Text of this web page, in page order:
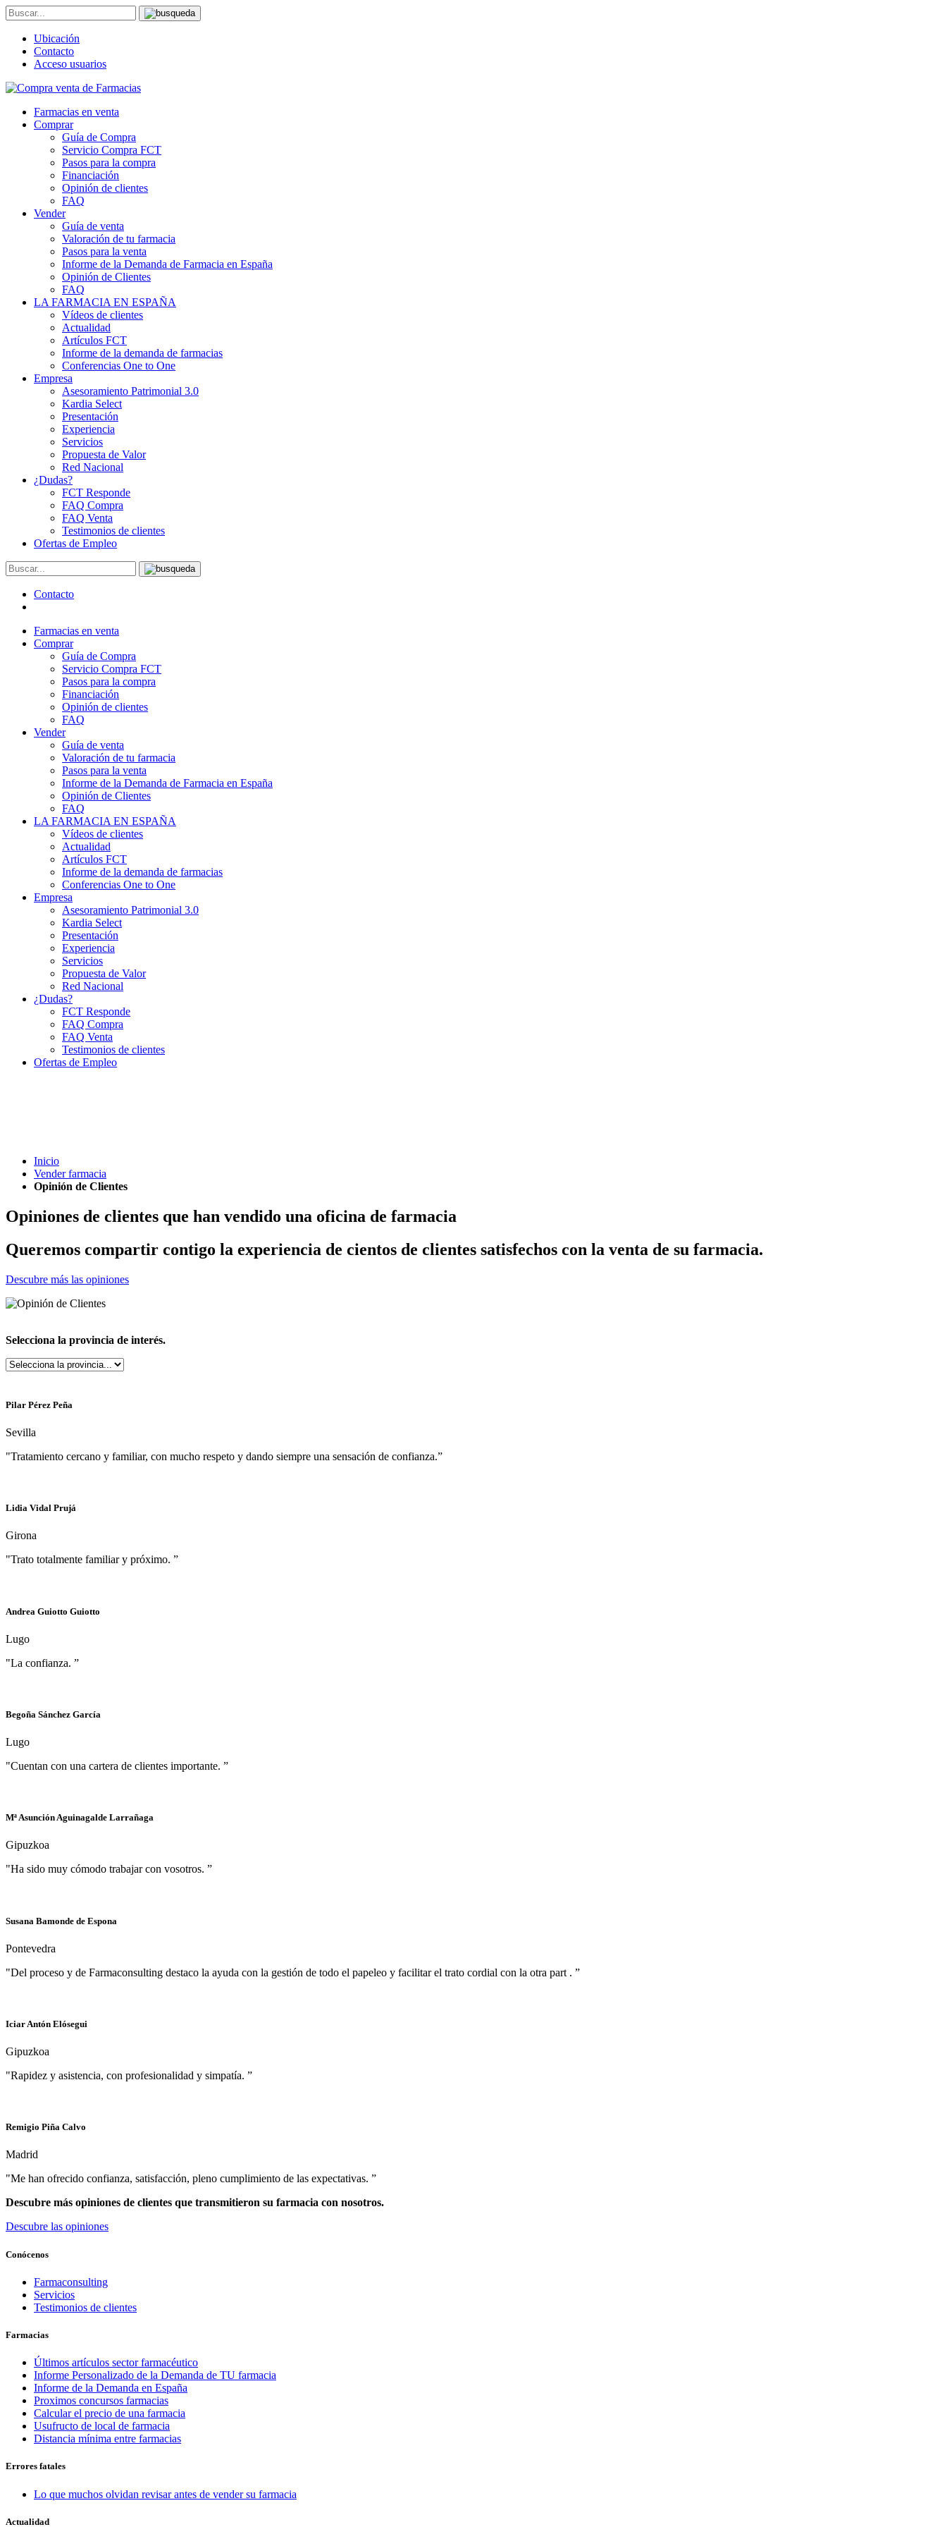
Ubicación
Contacto
Acceso usuarios
Farmacias en venta
Comprar
Guía de Compra
Servicio Compra FCT
Pasos para la compra
Financiación
Opinión de clientes
FAQ
Vender
Guía de venta
Valoración de tu farmacia
Pasos para la venta
Informe de la Demanda de Farmacia en España
Opinión de Clientes
FAQ
LA FARMACIA EN ESPAÑA
Vídeos de clientes
Actualidad
Artículos FCT
Informe de la demanda de farmacias
Conferencias One to One
Empresa
Asesoramiento Patrimonial 3.0
Kardia Select
Presentación
Experiencia
Servicios
Propuesta de Valor
Red Nacional
¿Dudas?
FCT Responde
FAQ Compra
FAQ Venta
Testimonios de clientes
Ofertas de Empleo
Contacto
Farmacias en venta
Comprar
Guía de Compra
Servicio Compra FCT
Pasos para la compra
Financiación
Opinión de clientes
FAQ
Vender
Guía de venta
Valoración de tu farmacia
Pasos para la venta
Informe de la Demanda de Farmacia en España
Opinión de Clientes
FAQ
LA FARMACIA EN ESPAÑA
Vídeos de clientes
Actualidad
Artículos FCT
Informe de la demanda de farmacias
Conferencias One to One
Empresa
Asesoramiento Patrimonial 3.0
Kardia Select
Presentación
Experiencia
Servicios
Propuesta de Valor
Red Nacional
¿Dudas?
FCT Responde
FAQ Compra
FAQ Venta
Testimonios de clientes
Ofertas de Empleo
Inicio
Vender farmacia
Opinión de Clientes
Opiniones de clientes que han vendido una oficina de farmacia
Queremos compartir contigo la experiencia de cientos de clientes satisfechos con la venta de su farmacia.
Descubre más las opiniones
Selecciona la provincia de interés.
Pilar Pérez Peña
Sevilla
"Tratamiento cercano y familiar, con mucho respeto y dando siempre una sensación de confianza.”
Lidia Vidal Prujá
Girona
"Trato totalmente familiar y próximo. ”
Andrea Guiotto Guiotto
Lugo
"La confianza. ”
Begoña Sánchez García
Lugo
"Cuentan con una cartera de clientes importante. ”
Mª Asunción Aguinagalde Larrañaga
Gipuzkoa
"Ha sido muy cómodo trabajar con vosotros. ”
Susana Bamonde de Espona
Pontevedra
"Del proceso y de Farmaconsulting destaco la ayuda con la gestión de todo el papeleo y facilitar el trato cordial con la otra part . ”
Iciar Antón Elósegui
Gipuzkoa
"Rapidez y asistencia, con profesionalidad y simpatía. ”
Remigio Piña Calvo
Madrid
"Me han ofrecido confianza, satisfacción, pleno cumplimiento de las expectativas. ”
Descubre más opiniones de clientes que transmitieron su farmacia con nosotros.
Descubre las opiniones
Conócenos
Farmaconsulting
Servicios
Testimonios de clientes
Farmacias
Últimos artículos sector farmacéutico
Informe Personalizado de la Demanda de TU farmacia
Informe de la Demanda en España
Proximos concursos farmacias
Calcular el precio de una farmacia
Usufructo de local de farmacia
Distancia mínima entre farmacias
Errores fatales
Lo que muchos olvidan revisar antes de vender su farmacia
Actualidad